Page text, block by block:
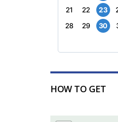
21
22 23
28
29 30
HOW TO GET